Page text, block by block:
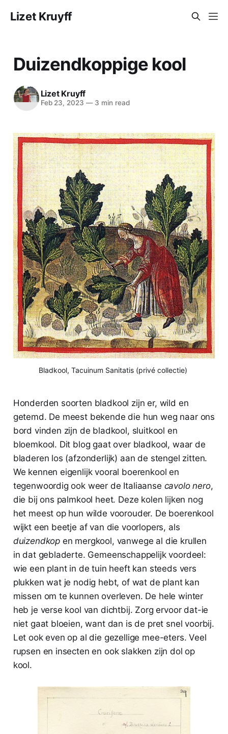
Lizet Kruyff
Duizendkoppige kool
Lizet Kruyff
Feb 23, 2023 —3 min read
Bladkool, Tacuinum Sanitatis (privé collectie)
Honderden soorten bladkool zijn er, wild en
getemd. De meest bekende die hun weg naar ons
bord vinden zijn de bladkool, sluitkool en
bloemkool. Dit blog gaat over bladkool, waar de
bladeren los (afzonderlijk) aan de stengel zitten.
We kennen eigenlijk vooral boerenkool en
tegenwoordig ook weer de Italiaanse cavolo nero,
die bij ons palmkool heet. Deze kolen lijken nog
het meest op hun wilde voorouder. De boerenkool
wijkt een beetje af van die voorlopers, als
duizendkop en mergkool, vanwege al die krullen
in dat gebladerte. Gemeenschappelijk voordeel:
wie een plant in de tuin heeft kan steeds vers
plukken wat je nodig hebt, of wat de plant kan
missen om te kunnen overleven. De hele winter
heb je verse kool van dichtbij. Zorg ervoor dat-ie
niet gaat bloeien, want dan is de pret snel voorbij.
Let ook even op al die gezellige mee-eters. Veel
rupsen en insecten en ook slakken zijn dol op
kool.